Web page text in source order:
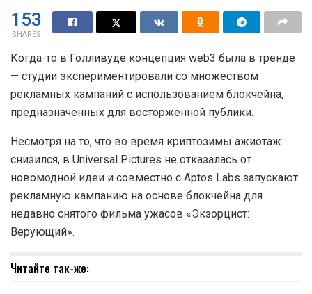
153
SHARES
Когда-то в Голливуде концепция web3 была в тренде
— студии экспериментировали со множеством
рекламных кампаний с использованием блокчейна,
предназначенных для восторженной публики.
Несмотря на то, что во время криптозимы ажиотаж
снизился, в Universal Pictures не отказалась от
новомодной идеи и совместно с Aptos Labs запускают
рекламную кампанию на основе блокчейна для
недавно снятого фильма ужасов «Экзорцист:
Верующий».
Читайте так-же: